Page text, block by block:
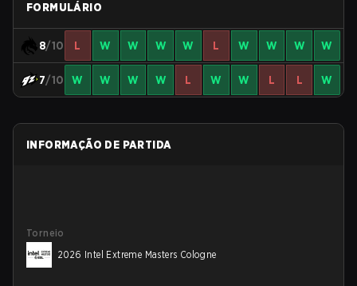
FORMULÁRIO
8/10 L W W W W L W W W W
7/10 W W W W L W W L L W
INFORMAÇÃO DE PARTIDA
Torneio
2026 Intel Extreme Masters Cologne